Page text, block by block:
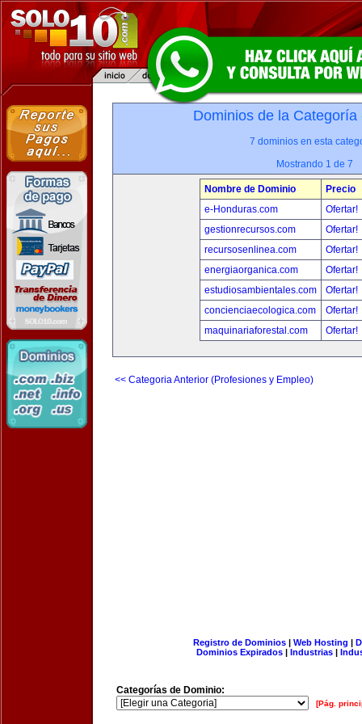
Dominios de la
7 dominios en esta
Mostrando 1 de 7
Nombre de Dominio
Precio
e-Honduras.com
Ofertar!
gestionrecursos.com
Ofertar!
recursosenlinea.com
Ofertar!
energiaorganica.com
Ofertar!
estudiosambientales.com
Ofertar!
concienciaecologica.com
Ofertar!
maquinariaforestal.com
Ofertar!
<< Categoria Anterior (Profesiones y Empleo)
Registro de Dominios| Web Hosting |
Dominios Expirados | Industrias |
Categorías de Dominio:
[Pág.